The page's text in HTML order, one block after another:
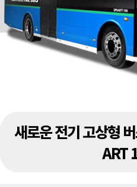
새로운 전기 고상형
ART